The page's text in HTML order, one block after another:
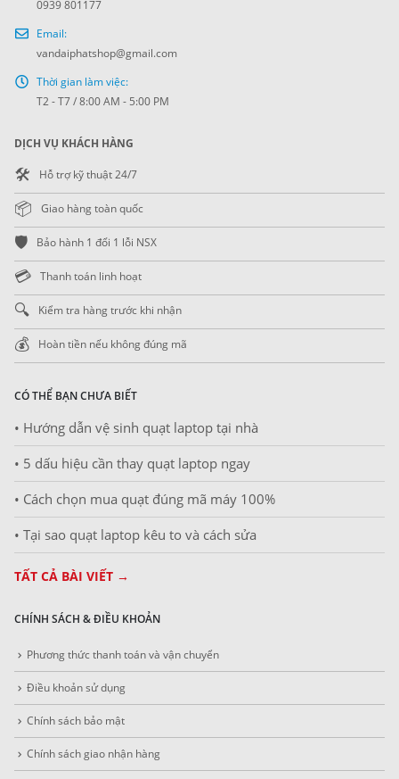
0939 801177
Email:
vandaiphatshop@gmail.com
Thời gian làm việc:
T2 - T7 / 8:00 AM - 5:00 PM
DỊCH VỤ KHÁCH HÀNG
🛠️ Hỗ trợ kỹ thuật 24/7
📦 Giao hàng toàn quốc
🛡️ Bảo hành 1 đổi 1 lỗi NSX
💳 Thanh toán linh hoạt
🔍 Kiểm tra hàng trước khi nhận
💰 Hoàn tiền nếu không đúng mã
CÓ THỂ BẠN CHƯA BIẾT
• Hướng dẫn vệ sinh quạt laptop tại nhà
• 5 dấu hiệu cần thay quạt laptop ngay
• Cách chọn mua quạt đúng mã máy 100%
• Tại sao quạt laptop kêu to và cách sửa
TẤT CẢ BÀI VIẾT →
CHÍNH SÁCH & ĐIỀU KHOẢN
Phương thức thanh toán và vận chuyển
Điều khoản sử dụng
Chính sách bảo mật
Chính sách giao nhận hàng